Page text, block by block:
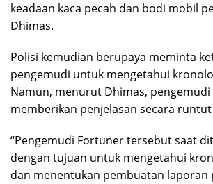
keadaan kaca pecah dan bodi mobil
Dhimas.
Polisi kemudian berupaya meminta
pengemudi untuk mengetahui
Namun, menurut Dhimas,
memberikan penjelasan secara
“Pengemudi Fortuner tersebut saat
dengan tujuan untuk mengetahui
dan menentukan pembuatan laporan